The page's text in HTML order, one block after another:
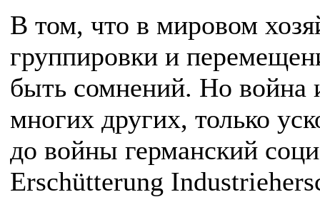
В том, что в мировом
группировки и
быть сомнений. Но война
многих других, только
до войны германский
Erschütterung